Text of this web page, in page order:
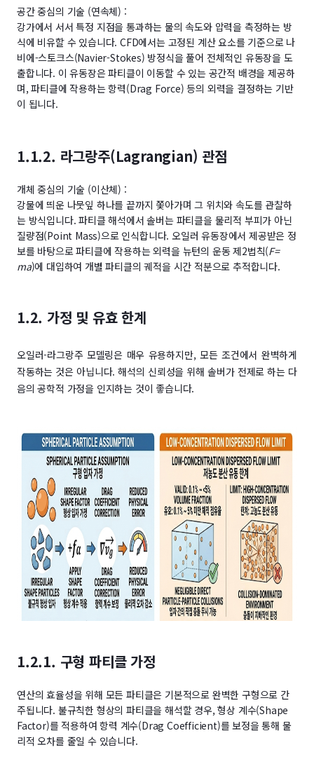
공간 중심의 기술 (연속체) :
강가에서 서서 특정 지점을 통과하는 물의 속도와 압력을 측정하는 방
식에 비유할 수 있습니다. CFD에서는 고정된 계산 요소를 기준으로 나
비에-스토크스(Navier-Stokes) 방정식을 풀어 전체적인 유동장을 도
출합니다. 이 유동장은 파티클이 이동할 수 있는 공간적 배경을 제공하
며, 파티클에 작용하는 항력(Drag Force) 등의 외력을 결정하는 기반
이 됩니다.
1.1.2. 라그랑주(Lagrangian) 관점
개체 중심의 기술 (이산체) :
강물에 띄운 나뭇잎 하나를 끝까지 쫓아가며 그 위치와 속도를 관찰하
는 방식입니다. 파티클 해석에서 솔버는 파티클을 물리적 부피가 아닌
질량점(Point Mass)으로 인식합니다. 오일러 유동장에서 제공받은 정
보를 바탕으로 파티클에 작용하는 외력을 뉴턴의 운동 제2법칙(F=
ma)에 대입하여 개별 파티클의 궤적을 시간 적분으로 추적합니다.
1.2. 가정 및 유효 한계
오일러-라그랑주 모델링은 매우 유용하지만, 모든 조건에서 완벽하게
작동하는 것은 아닙니다. 해석의 신뢰성을 위해 솔버가 전제로 하는 다
음의 공학적 가정을 인지하는 것이 좋습니다.
1.2.1. 구형 파티클 가정
연산의 효율성을 위해 모든 파티클은 기본적으로 완벽한 구형으로 간
주됩니다. 불규칙한 형상의 파티클을 해석할 경우, 형상 계수(Shape
Factor)를 적용하여 항력 계수(Drag Coefficient)를 보정을 통해 물
리적 오차를 줄일 수 있습니다.